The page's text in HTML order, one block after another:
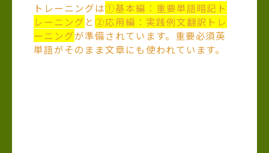
トレーニングは①基本編：重要単語暗記ト
レーニング と②応用編：実践例文翻訳トレ
ーニングが準備されています。重要必須英
単語がそのまま文章にも使われています。